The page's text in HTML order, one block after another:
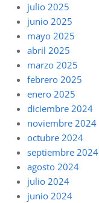
julio 2025
junio 2025
mayo 2025
abril 2025
marzo 2025
febrero 2025
enero 2025
diciembre 2024
noviembre 2024
octubre 2024
septiembre 2024
agosto 2024
julio 2024
junio 2024